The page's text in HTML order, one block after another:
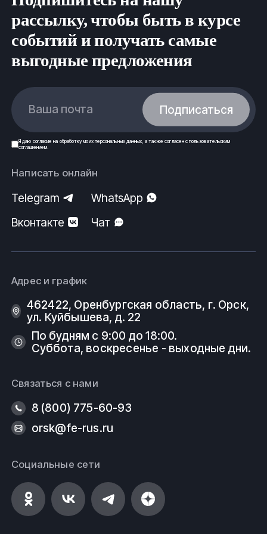
рассылку, чтобы быть в курсе
событий и получать самые
выгодные предложения
Ваша почта Подписаться
Я даю согласие на обработку моих персональных данных , а также согласен спользовательским
соглашением.
Написать онлайн
Telegram
WhatsApp
Вконтакте
Чат
Адрес и график
462422, Оренбургская область, г. Орск,
ул. Куйбышева, д. 22
По будням с 9:00 до 18:00.
Суббота, воскресенье - выходные дни.
Связаться с нами
8 (800) 775-60-93
orsk@fe-rus.ru
Социальные сети